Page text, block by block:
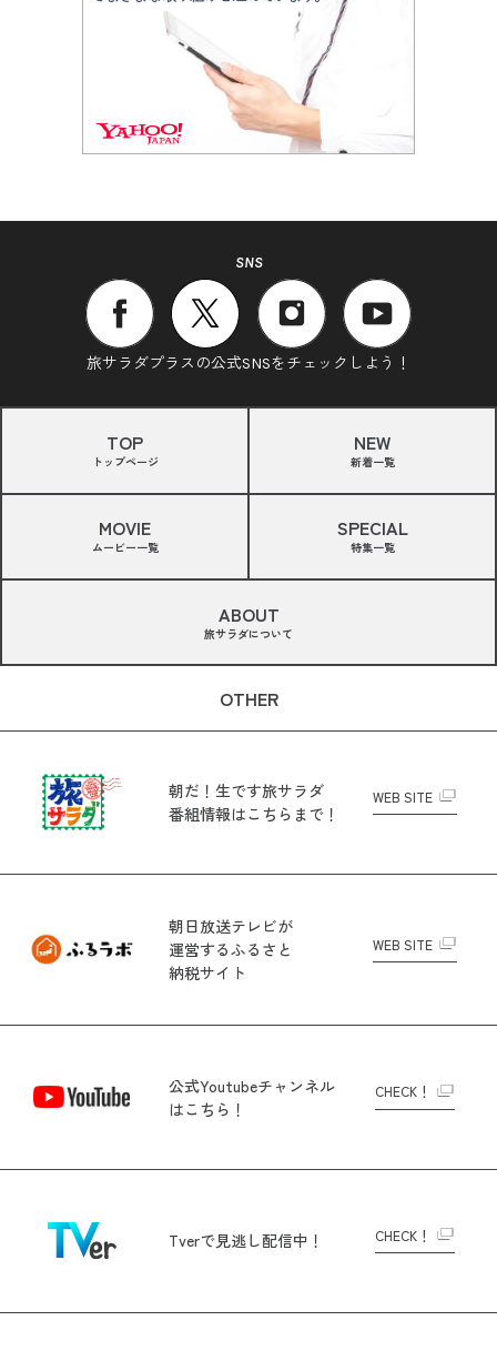
SNS
旅サラダプラスの公式SNSをチェックしよう！
TOP
トップページ
NEW
新着一覧
MOVIE
ムービー一覧
SPECIAL
特集一覧
ABOUT
旅サラダについて
OTHER
朝だ！生です旅サラダ
番組情報はこちらまで！
WEB SITE
朝日放送テレビが
運営するふるさと
納税サイト
WEB SITE
公式Youtubeチャンネル
はこちら！
CHECK！
Tverで見逃し配信中！ CHECK！